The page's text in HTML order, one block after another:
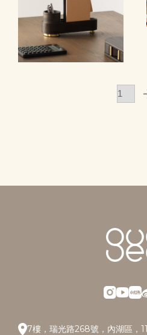
7樓，瑞光路268號，內湖區，